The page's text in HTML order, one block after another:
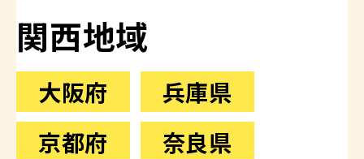
関西地域
大阪府
兵庫県
京都府
奈良県